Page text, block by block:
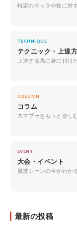
特定のキャラや技に対
TECHNIQUE
テクニック・上達
上達する為に身に付け
COLUMN
コラム
スマブラをもっと楽し
EVENT
大会・イベント
競技シーンの今がわか
最新の投稿